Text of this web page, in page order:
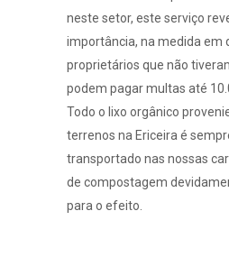
neste setor, este serviço
importância, na medida em
proprietários que não
podem pagar multas até
Todo o lixo orgânico
terrenos na Ericeira é
transportado nas nossas
de compostagem
para o efeito.